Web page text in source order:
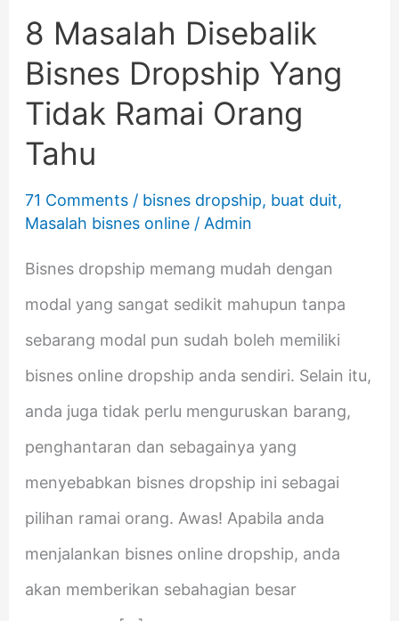
8 Masalah Disebalik
Bisnes Dropship Yang
Tidak Ramai Orang
Tahu
71 Comments / bisnes dropship, buat duit,
Masalah bisnes online/ Admin
Bisnes dropship memang mudah dengan
modal yang sangat sedikit mahupun tanpa
sebarang modal pun sudah boleh memiliki
bisnes online dropship anda sendiri. Selain itu,
anda juga tidak perlu menguruskan barang,
penghantaran dan sebagainya yang
menyebabkan bisnes dropship ini sebagai
pilihan ramai orang. Awas! Apabila anda
menjalankan bisnes online dropship, anda
akan memberikan sebahagian besar
Tidak
Ramai
Tahu